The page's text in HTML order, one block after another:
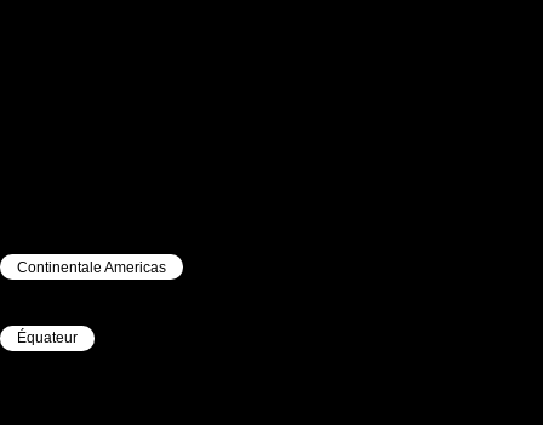
Continentale Americas
Équateur